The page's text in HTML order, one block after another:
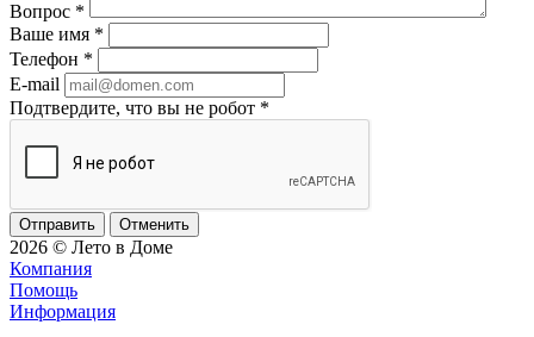
Вопрос *
Ваше имя *
Телефон *
E-mail
Подтвердите, что вы не робот *
Отменить
2026 © Лето в Доме
Компания
Помощь
Информация